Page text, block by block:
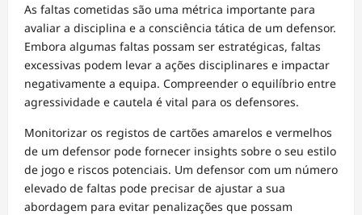
As faltas cometidas são uma métrica importante para
avaliar a disciplina e a consciência tática de um defensor.
Embora algumas faltas possam ser estratégicas, faltas
excessivas podem levar a ações disciplinares e impactar
negativamente a equipa. Compreender o equilíbrio entre
agressividade e cautela é vital para os defensores.
Monitorizar os registos de cartões amarelos e vermelhos
de um defensor pode fornecer insights sobre o seu estilo
de jogo e riscos potenciais. Um defensor com um número
elevado de faltas pode precisar de ajustar a sua
abordagem para evitar penalizações que possam